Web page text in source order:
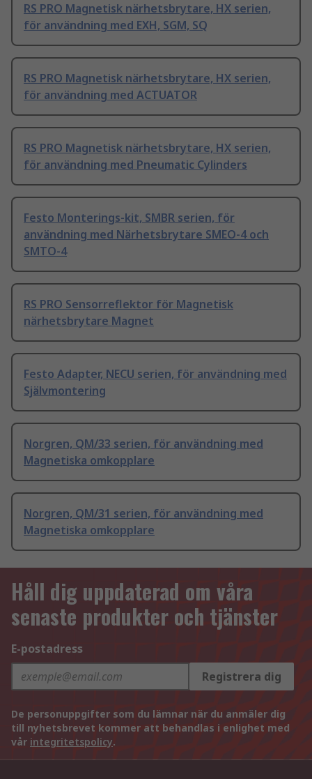
RS PRO Magnetisk närhetsbrytare, HX serien,
för användning med EXH, SGM, SQ
RS PRO Magnetisk närhetsbrytare, HX serien,
för användning med ACTUATOR
RS PRO Magnetisk närhetsbrytare, HX serien,
för användning med Pneumatic Cylinders
Festo Monterings-kit, SMBR serien, för
användning med Närhetsbrytare SMEO-4 och
SMTO-4
RS PRO Sensorreflektor för Magnetisk
närhetsbrytare Magnet
Festo Adapter, NECU serien, för användning med
Självmontering
Norgren, QM/33 serien, för användning med
Magnetiska omkopplare
Norgren, QM/31 serien, för användning med
Magnetiska omkopplare
Håll dig uppdaterad om våra
senaste produkter och tjänster
E-postadress
Registrera dig
De personuppgifter som du lämnar när du anmäler dig
till nyhetsbrevet kommer att behandlas i enlighet med
vår integritetspolicy.